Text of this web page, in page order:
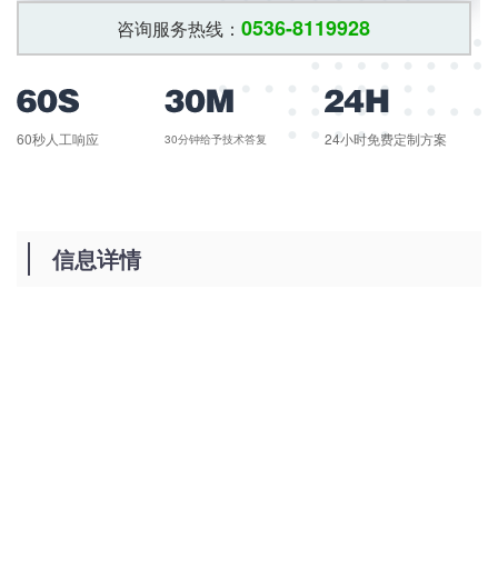
咨询服务热线：0536-8119928
60秒人工响应 30分钟给予技术答复 24小时免费定制方案
信息详情